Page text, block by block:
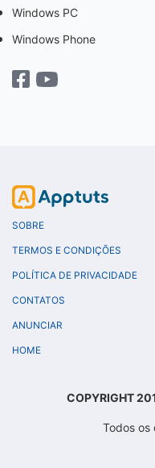
Windows PC
Windows Phone
SOBRE
TERMOS E CONDIÇÕES
POLÍTICA DE PRIVACIDADE
CONTATOS
ANUNCIAR
HOME
COPYRIGHT
Todos os